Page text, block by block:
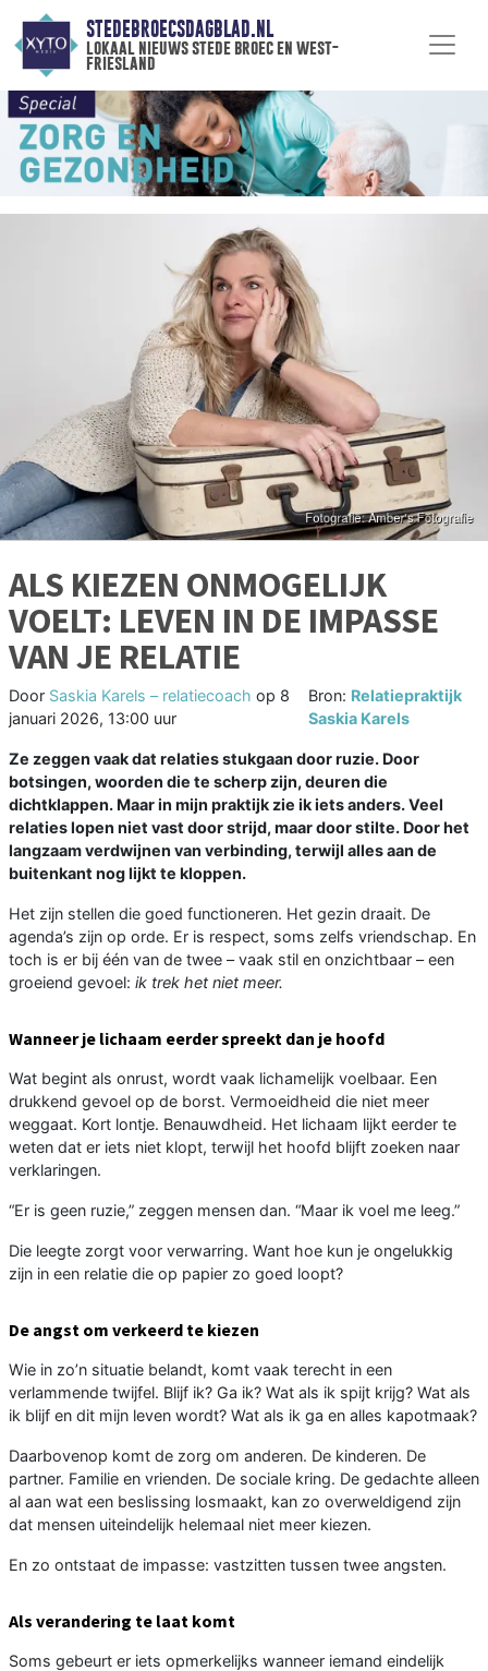
STEDEBROECSDAGBLAD.NL
lokaal nieuws stede broec en west-
friesland
ALS KIEZEN ONMOGELIJK
VOELT: LEVEN IN DE IMPASSE
VAN JE RELATIE
Door Saskia Karels – relatiecoach op 8
januari 2026, 13:00 uur
Bron: Relatiepraktijk
Saskia Karels
Ze zeggen vaak dat relaties stukgaan door ruzie. Door
botsingen, woorden die te scherp zijn, deuren die
dichtklappen. Maar in mijn praktijk zie ik iets anders. Veel
relaties lopen niet vast door strijd, maar door stilte. Door het
langzaam verdwijnen van verbinding, terwijl alles aan de
buitenkant nog lijkt te kloppen.
Het zijn stellen die goed functioneren. Het gezin draait. De
agenda’s zijn op orde. Er is respect, soms zelfs vriendschap. En
toch is er bij één van de twee – vaak stil en onzichtbaar – een
groeiend gevoel: ik trek het niet meer.
Wanneer je lichaam eerder spreekt dan je hoofd
Wat begint als onrust, wordt vaak lichamelijk voelbaar. Een
drukkend gevoel op de borst. Vermoeidheid die niet meer
weggaat. Kort lontje. Benauwdheid. Het lichaam lijkt eerder te
weten dat er iets niet klopt, terwijl het hoofd blijft zoeken naar
verklaringen.
“Er is geen ruzie,” zeggen mensen dan. “Maar ik voel me leeg.”
Die leegte zorgt voor verwarring. Want hoe kun je ongelukkig
zijn in een relatie die op papier zo goed loopt?
De angst om verkeerd te kiezen
Wie in zo’n situatie belandt, komt vaak terecht in een
verlammende twijfel. Blijf ik? Ga ik? Wat als ik spijt krijg? Wat als
ik blijf en dit mijn leven wordt? Wat als ik ga en alles kapotmaak?
Daarbovenop komt de zorg om anderen. De kinderen. De
partner. Familie en vrienden. De sociale kring. De gedachte alleen
al aan wat een beslissing losmaakt, kan zo overweldigend zijn
dat mensen uiteindelijk helemaal niet meer kiezen.
En zo ontstaat de impasse: vastzitten tussen twee angsten.
Als verandering te laat komt
Soms gebeurt er iets opmerkelijks wanneer iemand eindelijk